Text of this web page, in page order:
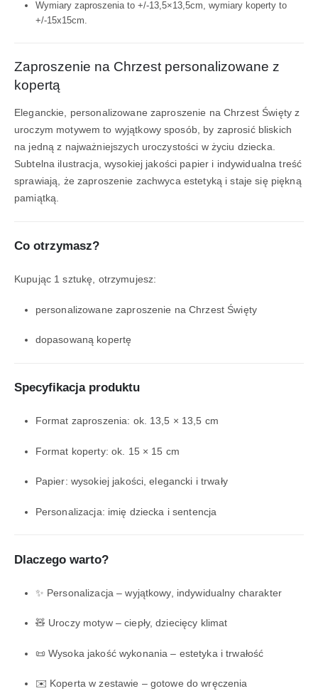
Wymiary zaproszenia to +/-13,5×13,5cm, wymiary koperty to
+/-15x15cm.
Zaproszenie na Chrzest personalizowane z
kopertą
Eleganckie, personalizowane zaproszenie na Chrzest Święty z
uroczym motywem to wyjątkowy sposób, by zaprosić bliskich
na jedną z najważniejszych uroczystości w życiu dziecka.
Subtelna ilustracja, wysokiej jakości papier i indywidualna treść
sprawiają, że zaproszenie zachwyca estetyką i staje się piękną
pamiątką.
Co otrzymasz?
Kupując 1 sztukę, otrzymujesz:
personalizowane zaproszenie na Chrzest Święty
dopasowaną kopertę
Specyfikacja produktu
Format zaproszenia: ok. 13,5 × 13,5 cm
Format koperty: ok. 15 × 15 cm
Papier: wysokiej jakości, elegancki i trwały
Personalizacja: imię dziecka i sentencja
Dlaczego warto?
✨ Personalizacja – wyjątkowy, indywidualny charakter
🧸 Uroczy motyw – ciepły, dziecięcy klimat
📜 Wysoka jakość wykonania – estetyka i trwałość
✉️ Koperta w zestawie – gotowe do wręczenia